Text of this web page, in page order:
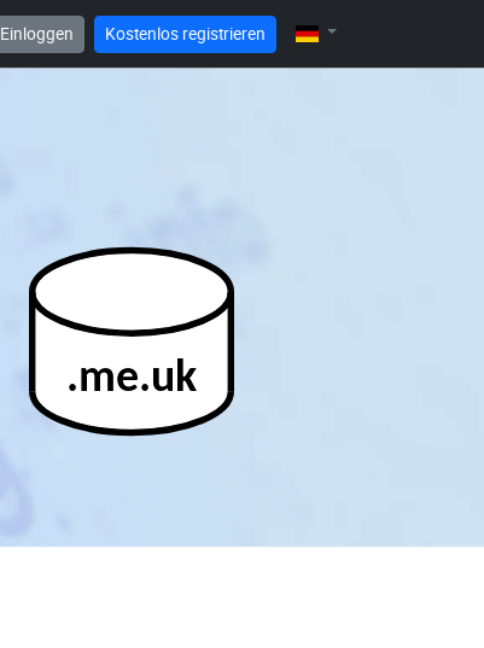
Einloggen Kostenlos registrieren
.me.uk